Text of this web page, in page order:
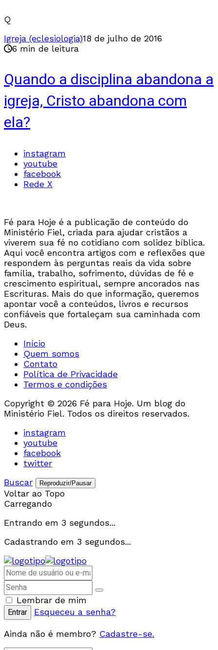
Q
Igreja (eclesiologia)18 de julho de 2016
6 min de leitura
Quando a disciplina abandona a
igreja, Cristo abandona com
ela?
instagram
youtube
facebook
Rede X
Fé para Hoje é a publicação de conteúdo do
Ministério Fiel, criada para ajudar cristãos a
viverem sua fé no cotidiano com solidez bíblica.
Aqui você encontra artigos com e reflexões que
respondem às perguntas reais da vida sobre
família, trabalho, sofrimento, dúvidas de fé e
crescimento espiritual, sempre ancorados nas
Escrituras. Mais do que informação, queremos
apontar você a conteúdos, livros e recursos
confiáveis que fortaleçam sua caminhada com
Deus.
Início
Quem somos
Contato
Política de Privacidade
Termos e condições
Copyright © 2026 Fé para Hoje. Um blog do
Ministério Fiel. Todos os direitos reservados.
instagram
youtube
facebook
twitter
Buscar
Reproduzir/Pausar
Voltar ao Topo
Carregando
Entrando em 3 segundos...
Cadastrando em 3 segundos...
Lembrar de mim
Esqueceu a senha?
Ainda não é membro? Cadastre-se.